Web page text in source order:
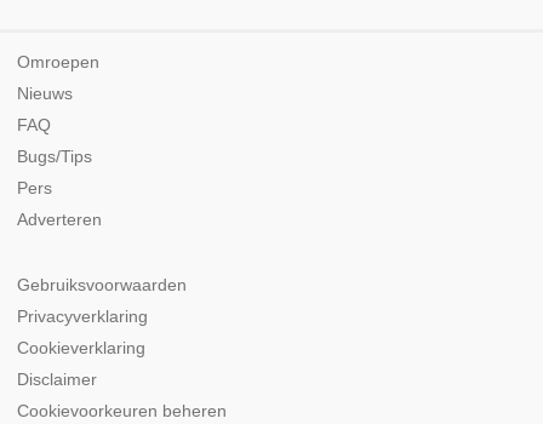
Omroepen
Nieuws
FAQ
Bugs/Tips
Pers
Adverteren
Gebruiksvoorwaarden
Privacyverklaring
Cookieverklaring
Disclaimer
Cookievoorkeuren beheren